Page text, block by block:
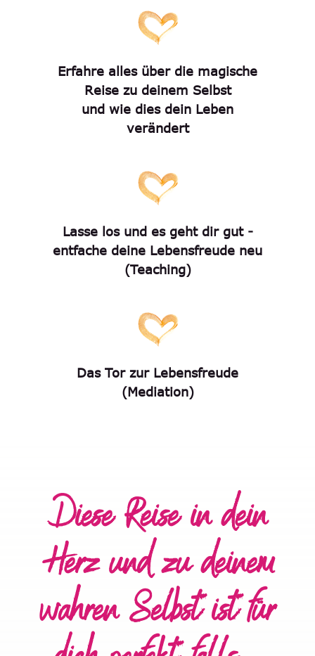
Erfahre alles über die magische
Reise zu deinem Selbst
und wie dies dein Leben
verändert
Lasse los und es geht dir gut -
entfache deine Lebensfreude neu
(Teaching)
Das Tor zur Lebensfreude
(Mediation)
Diese Reise in dein
Herz und zu deinem
wahren Selbst ist für